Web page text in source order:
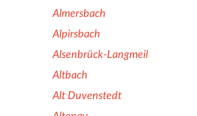
Almersbach
Alpirsbach
Alsenbrück-Langmeil
Altbach
Alt Duvenstedt